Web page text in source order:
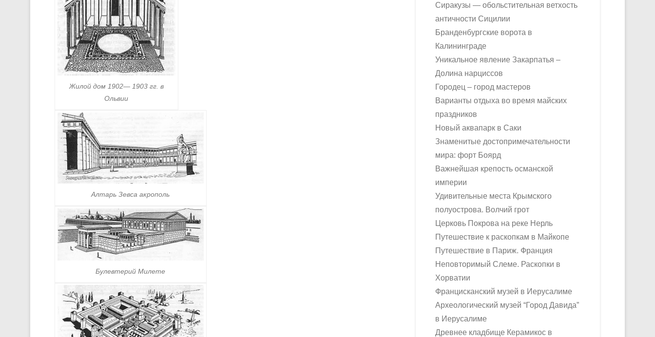
Жилой дом 1902— 1903 гг. в
Ольвии
Алтарь Зевса акрополь
Булевтерий Милете
Сиракузы — обольстительная ветхость
античности Сицилии
Бранденбургские ворота в
Калининграде
Уникальное явление Закарпатья –
Долина нарциссов
Городец – город мастеров
Варианты отдыха во время майских
праздников
Новый аквапарк в Саки
Знаменитые достопримечательности
мира: форт Боярд
Важнейшая крепость османской
империи
Удивительные места Крымского
полуострова. Волчий грот
Церковь Покрова на реке Нерль
Путешествие к раскопкам в Майкопе
Путешествие в Париж. Франция
Неповторимый Слеме. Раскопки в
Хорватии
Францисканский музей в Иерусалиме
Археологический музей “Город Давида”
в Иерусалиме
Древнее кладбище Керамикос в